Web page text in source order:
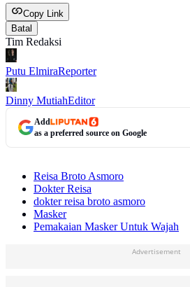
Copy Link
Batal
Tim Redaksi
Putu ElmiraReporter
Dinny MutiahEditor
Add
as a preferred source on Google
Reisa Broto Asmoro
Dokter Reisa
dokter reisa broto asmoro
Masker
Pemakaian Masker Untuk Wajah
Advertisement